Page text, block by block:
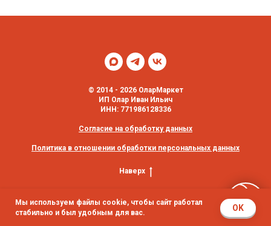
© 2014 - 2026 ОларМаркет
ИП Олар Иван Ильич
ИНН: 771986128336
Согласие на обработку данных
Политика в отношении обработки персональных данных
Наверх
Мы используем файлы cookie, чтобы сайт работал
стабильно и был удобным для вас.
OK